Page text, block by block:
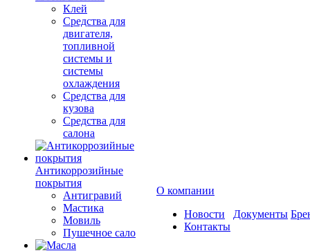
Клей
Средства для
двигателя,
топливной
системы и
системы
охлаждения
Средства для
кузова
Средства для
салона
Антикоррозийные
покрытия
Антигравий
Мастика
Мовиль
Пушечное сало
О компании
Новости
Контакты
Документы